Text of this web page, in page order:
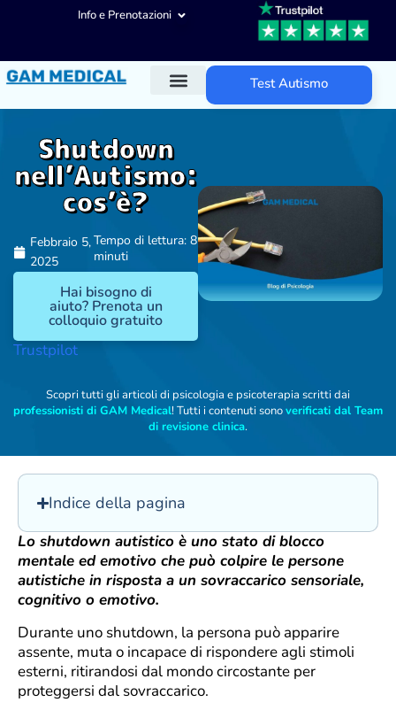
Info e Prenotazioni
Test Autismo
Shutdown
nell’Autismo:
cos’è?
Febbraio 5,
2025
Tempo di lettura: 8
minuti
Hai bisogno di
aiuto? Prenota un
colloquio gratuito
Trustpilot
Scopri tutti gli articoli di psicologia e psicoterapia scritti dai
professionisti di GAM Medical! Tutti i contenuti sonoverificati dal Team
di revisione clinica.
Indice della pagina
Lo shutdown autistico è uno stato di blocco
mentale ed emotivo che può colpire le persone
autistiche in risposta a un sovraccarico sensoriale,
cognitivo o emotivo.
Durante uno shutdown, la persona può apparire
assente, muta o incapace di rispondere agli stimoli
esterni, ritirandosi dal mondo circostante per
proteggersi dal sovraccarico.